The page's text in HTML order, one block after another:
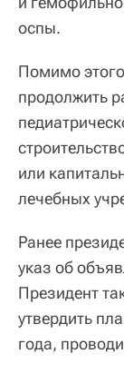
оспы.
Помимо
продолжить
или
лечебных
Ранее
указ об
Президент
утвердить
года,